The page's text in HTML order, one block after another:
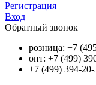
Регистрация
Вход
Обратный звонок
розница: +7
опт: +7 (499)
+7 (499) 394-20-